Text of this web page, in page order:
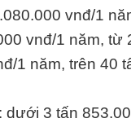
vnđ/1
vnđ/1 năm, từ
1 năm, trên 40
: dưới 3 tấn